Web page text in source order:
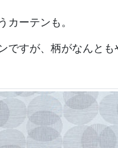
カーテンも。
ですが、柄がなんと